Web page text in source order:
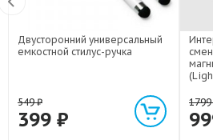
Двусторонний универсальный
емкостной стилус-ручка
549₽
399 ₽
1799